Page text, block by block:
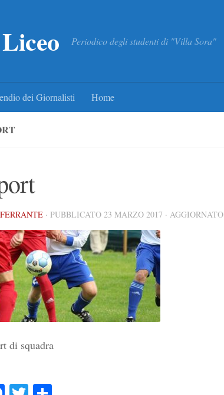
Periodico degli studenti di "Villa Sora"
dei Giornalisti Home
· PUBBLICATO 23 MARZO 2017 · AGGIORNATO
di squadra
FacebookTwitter